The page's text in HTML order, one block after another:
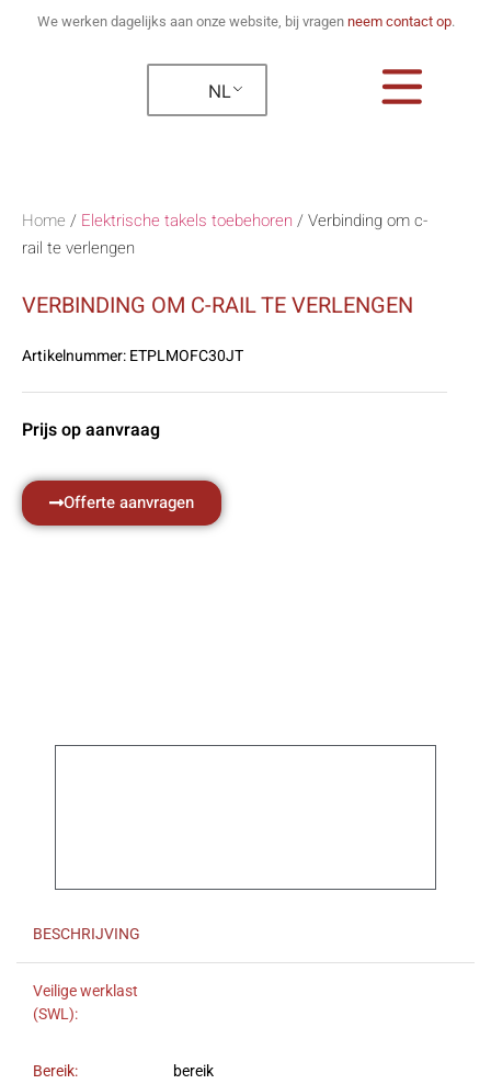
We werken dagelijks aan onze website, bij vragen neem contact op.
NL
Home / Elektrische takels toebehoren /Verbinding om c-
rail te verlengen
VERBINDING OM C-RAIL TE VERLENGEN
Artikelnummer:ETPLMOFC30JT
Prijs op aanvraag
Offerte aanvragen
BESCHRIJVING
Veilige werklast
(SWL):
Bereik: bereik